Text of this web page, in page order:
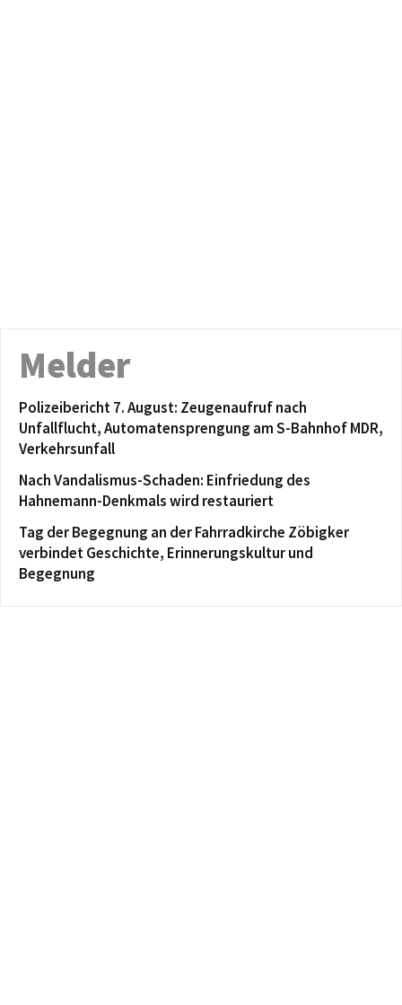
Melder
Polizeibericht 7. August: Zeugenaufruf nach
Unfallflucht, Automatensprengung am S-Bahnhof MDR,
Verkehrsunfall
Nach Vandalismus-Schaden: Einfriedung des
Hahnemann-Denkmals wird restauriert
Tag der Begegnung an der Fahrradkirche Zöbigker
verbindet Geschichte, Erinnerungskultur und
Begegnung